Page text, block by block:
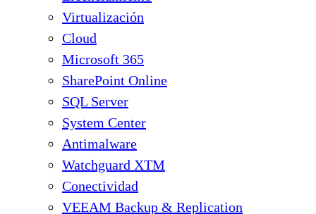
Virtualización
Cloud
Microsoft 365
SharePoint Online
SQL Server
System Center
Antimalware
Watchguard XTM
Conectividad
VEEAM Backup & Replication